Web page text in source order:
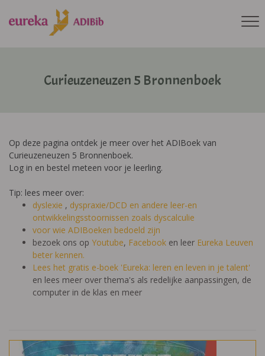
Curieuzeneuzen 5 Bronnenboek
Op deze pagina ontdek je meer over het ADIBoek van
Curieuzeneuzen 5 Bronnenboek.
Log in en bestel meteen voor je leerling.
Tip: lees meer over:
dyslexie , dyspraxie/DCD en andere leer-en
ontwikkelingsstoornissen zoals dyscalculie
voor wie ADIBoeken bedoeld zijn
bezoek ons op Youtube, Facebook en leer Eureka Leuven
beter kennen.
Lees het gratis e-boek 'Eureka: leren en leven in je talent'
en lees meer over thema's als redelijke aanpassingen, de
computer in de klas en meer